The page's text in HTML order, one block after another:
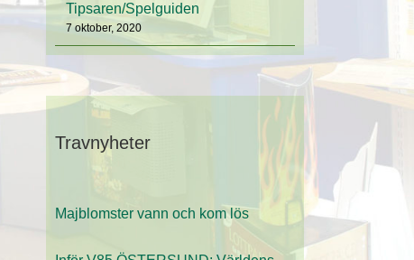
Tipsaren/Spelguiden
7 oktober, 2020
Travnyheter